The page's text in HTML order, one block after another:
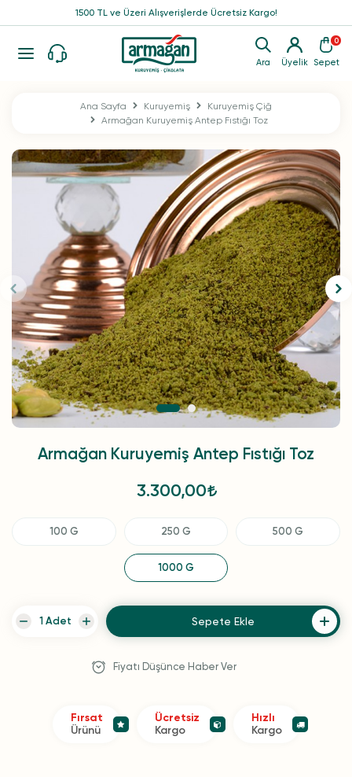
Ara Üyelik
0
Sepet
1500 TL ve Üzeri Alışverişlerde Ücretsiz Kargo!
Ana Sayfa Kuruyemiş
Kuruyemiş Çiğ
Armağan Kuruyemiş Antep Fıstığı Toz
Armağan Kuruyemiş Antep Fıstığı Toz
3.300,00
100 G 250 G 500 G
1000 G
Sepete Ekle
Fiyatı Düşünce Haber Ver
Fırsat
Ürünü
Ücretsiz
Kargo
Hızlı
Kargo